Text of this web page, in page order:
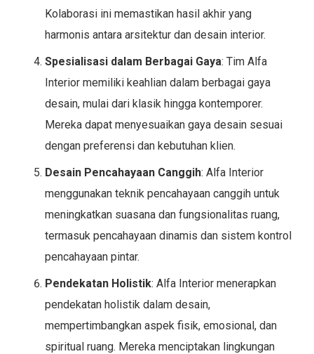
Kolaborasi ini memastikan hasil akhir yang
harmonis antara arsitektur dan desain interior.
Spesialisasi dalam Berbagai Gaya: Tim Alfa
Interior memiliki keahlian dalam berbagai gaya
desain, mulai dari klasik hingga kontemporer.
Mereka dapat menyesuaikan gaya desain sesuai
dengan preferensi dan kebutuhan klien.
Desain Pencahayaan Canggih: Alfa Interior
menggunakan teknik pencahayaan canggih untuk
meningkatkan suasana dan fungsionalitas ruang,
termasuk pencahayaan dinamis dan sistem kontrol
pencahayaan pintar.
Pendekatan Holistik: Alfa Interior menerapkan
pendekatan holistik dalam desain,
mempertimbangkan aspek fisik, emosional, dan
spiritual ruang. Mereka menciptakan lingkungan